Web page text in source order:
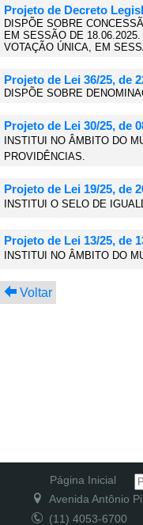
Projeto de Decreto
DISPÕE SOBRE
EM SESSÃO DE
VOTAÇÃO ÚNICA, EM
Projeto de Lei 36/25, de
DISPÕE SOBRE
Projeto de Lei 30/25, de
INSTITUI NO ÂMBITO DO
PROVIDÊNCIAS.
Projeto de Lei 19/25, de
INSTITUI O SELO DE
Projeto de Lei 13/25, de
INSTITUI NO ÂMBITO DO
Voltar
Página Inicial
Avenida Antônio
(11) 4053-6700